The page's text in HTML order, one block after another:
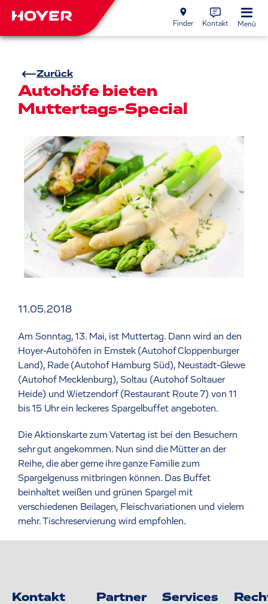
Finder Kontakt Menü
Zurück
Autohöfe bieten
Muttertags-Special
11.05.2018
Am Sonntag, 13. Mai, ist Muttertag. Dann wird an den
Hoyer-Autohöfen in Emstek (Autohof Cloppenburger
Land), Rade (Autohof Hamburg Süd), Neustadt-Glewe
(Autohof Mecklenburg), Soltau (Autohof Soltauer
Heide) und Wietzendorf (Restaurant Route 7) von 11
bis 15 Uhr ein leckeres Spargelbuffet angeboten.
Die Aktionskarte zum Vatertag ist bei den Besuchern
sehr gut angekommen. Nun sind die Mütter an der
Reihe, die aber gerne ihre ganze Familie zum
Spargelgenuss mitbringen können. Das Buffet
beinhaltet weißen und grünen Spargel mit
verschiedenen Beilagen, Fleischvariationen und vielem
mehr. Tischreservierung wird empfohlen.
Kontakt Partner Services